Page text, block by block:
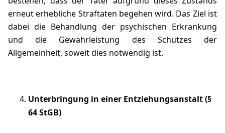
erneut erhebliche Straftaten begehen wird. Das Ziel ist
dabei die Behandlung der psychischen Erkrankung
und die Gewährleistung des Schutzes der
Allgemeinheit, soweit dies notwendig ist.
Unterbringung in einer Entziehungsanstalt(§
64 StGB)